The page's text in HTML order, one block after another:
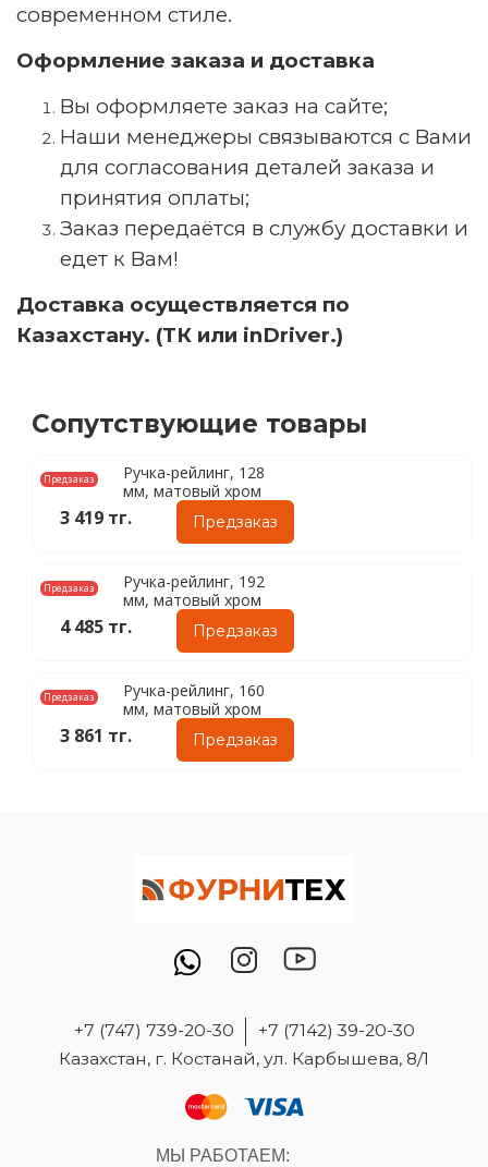
современном стиле.
Оформление заказа и доставка
Вы оформляете заказ на сайте;
Наши менеджеры связываются с Вами
для согласования деталей заказа и
принятия оплаты;
Заказ передаётся в службу доставки и
едет к Вам!
Доставка осуществляется по
Казахстану. (ТК или inDriver.)
Сопутствующие товары
Предзаказ
Ручка-рейлинг, 128
мм, матовый хром
3 419 тг. Предзаказ
Предзаказ
Ручка-рейлинг, 192
мм, матовый хром
4 485 тг. Предзаказ
Предзаказ
Ручка-рейлинг, 160
мм, матовый хром
3 861 тг. Предзаказ
+7 (747) 739-20-30
+7 (7142) 39-20-30
Казахстан, г. Костанай, ул. Карбышева, 8/1
МЫ РАБОТАЕМ: